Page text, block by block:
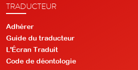
TRADUCTEUR
Adhérer
Guide du traducteur
L'Écran Traduit
Code de déontologie